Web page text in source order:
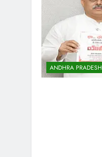
ANDHRA PRADESH